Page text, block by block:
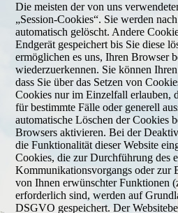
Die meisten der von uns
„Session-Cookies“. Sie werden
automatisch gelöscht. Andere
Endgerät gespeichert bis Sie diese
ermöglichen es uns, Ihren Browser
wiederzuerkennen. Sie können
dass Sie über das Setzen von
Cookies nur im Einzelfall erlauben,
für bestimmte Fälle oder generell
automatische Löschen der Cookies
Browsers aktivieren. Bei der
die Funktionalität dieser Website
Cookies, die zur Durchführung des
Kommunikationsvorgangs oder zur
von Ihnen erwünschter Funktionen
erforderlich sind, werden auf
DSGVO gespeichert. Der